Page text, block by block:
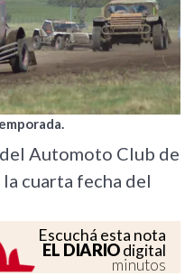
Automoto Club de
cuarta fecha del
Escuchá esta nota
EL DIARIOdigital
minutos